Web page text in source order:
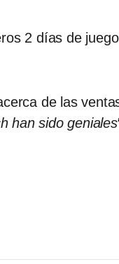
2 días de
de las
han sido geniales